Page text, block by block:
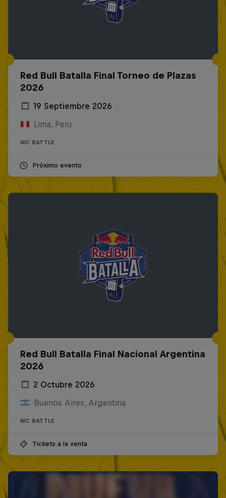
Red Bull Batalla Final Torneo de Plazas
2026
19 Septiembre 2026
Lima, Peru
MC BATTLE
Próximo evento
Red Bull Batalla Final Nacional Argentina
2026
2 Octubre 2026
Buenos Aires, Argentina
MC BATTLE
Tickets a la venta